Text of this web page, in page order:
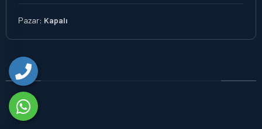
Pazar: Kapalı